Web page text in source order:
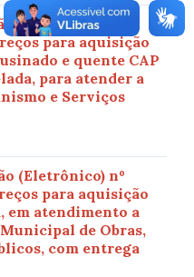
(Eletrônico) nº
para aquisição
e quente CAP
para atender a
e Serviços
(Eletrônico) nº
para aquisição
em atendimento a
de Obras,
com entrega